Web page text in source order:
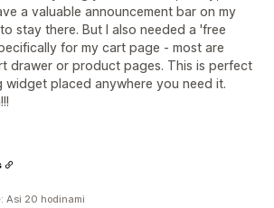
a valuable announcement bar on my
stay there. But I also needed a 'free
for my cart page - most are
drawer or product pages. This is perfect
widget placed anywhere you need it.
Asi 20 hodinami